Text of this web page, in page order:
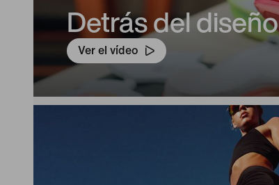
Detrás del diseño
Ver el vídeo